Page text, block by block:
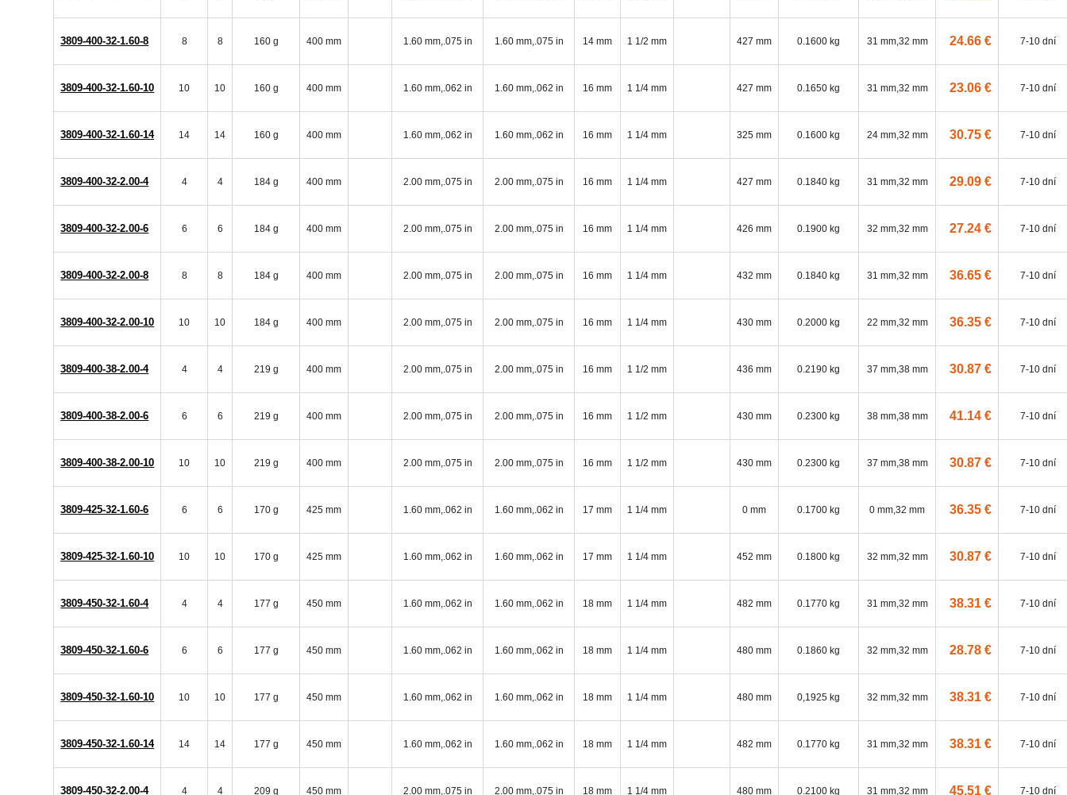
3809-400-32-1.60-8 8 8 160 g 400 mm 1.60 mm,.075 in 1.60 mm,.075 in 14 mm 1 1/2 mm 427 mm 0.1600 kg 31 mm,32 mm 24.66 € 7-10 dní
3809-400-32-1.60-10 10 10 160 g 400 mm 1.60 mm,.062 in 1.60 mm,.062 in 16 mm 1 1/4 mm 427 mm 0.1650 kg 31 mm,32 mm 23.06 € 7-10 dní
3809-400-32-1.60-14 14 14 160 g 400 mm 1.60 mm,.062 in 1.60 mm,.062 in 16 mm 1 1/4 mm 325 mm 0.1600 kg 24 mm,32 mm 30.75 € 7-10 dní
3809-400-32-2.00-4 4 4 184 g 400 mm 2.00 mm,.075 in 2.00 mm,.075 in 16 mm 1 1/4 mm 427 mm 0.1840 kg 31 mm,32 mm 29.09 € 7-10 dní
3809-400-32-2.00-6 6 6 184 g 400 mm 2.00 mm,.075 in 2.00 mm,.075 in 16 mm 1 1/4 mm 426 mm 0.1900 kg 32 mm,32 mm 27.24 € 7-10 dní
3809-400-32-2.00-8 8 8 184 g 400 mm 2.00 mm,.075 in 2.00 mm,.075 in 16 mm 1 1/4 mm 432 mm 0.1840 kg 31 mm,32 mm 36.65 € 7-10 dní
3809-400-32-2.00-10 10 10 184 g 400 mm 2.00 mm,.075 in 2.00 mm,.075 in 16 mm 1 1/4 mm 430 mm 0.2000 kg 22 mm,32 mm 36.35 € 7-10 dní
3809-400-38-2.00-4 4 4 219 g 400 mm 2.00 mm,.075 in 2.00 mm,.075 in 16 mm 1 1/2 mm 436 mm 0.2190 kg 37 mm,38 mm 30.87 € 7-10 dní
3809-400-38-2.00-6 6 6 219 g 400 mm 2.00 mm,.075 in 2.00 mm,.075 in 16 mm 1 1/2 mm 430 mm 0.2300 kg 38 mm,38 mm 41.14 € 7-10 dní
3809-400-38-2.00-10 10 10 219 g 400 mm 2.00 mm,.075 in 2.00 mm,.075 in 16 mm 1 1/2 mm 430 mm 0.2300 kg 37 mm,38 mm 30.87 € 7-10 dní
3809-425-32-1.60-6 6 6 170 g 425 mm 1.60 mm,.062 in 1.60 mm,.062 in 17 mm 1 1/4 mm 0 mm 0.1700 kg 0 mm,32 mm 36.35 € 7-10 dní
3809-425-32-1.60-10 10 10 170 g 425 mm 1.60 mm,.062 in 1.60 mm,.062 in 17 mm 1 1/4 mm 452 mm 0.1800 kg 32 mm,32 mm 30.87 € 7-10 dní
3809-450-32-1.60-4 4 4 177 g 450 mm 1.60 mm,.062 in 1.60 mm,.062 in 18 mm 1 1/4 mm 482 mm 0.1770 kg 31 mm,32 mm 38.31 € 7-10 dní
3809-450-32-1.60-6 6 6 177 g 450 mm 1.60 mm,.062 in 1.60 mm,.062 in 18 mm 1 1/4 mm 480 mm 0.1860 kg 32 mm,32 mm 28.78 € 7-10 dní
3809-450-32-1.60-10 10 10 177 g 450 mm 1.60 mm,.062 in 1.60 mm,.062 in 18 mm 1 1/4 mm 480 mm 0,1925 kg 32 mm,32 mm 38.31 € 7-10 dní
3809-450-32-1.60-14 14 14 177 g 450 mm 1.60 mm,.062 in 1.60 mm,.062 in 18 mm 1 1/4 mm 482 mm 0.1770 kg 31 mm,32 mm 38.31 € 7-10 dní
3809-450-32-2.00-4 4 4 209 g 450 mm 2.00 mm,.075 in 2.00 mm,.075 in 18 mm 1 1/4 mm 480 mm 0.2100 kg 31 mm,32 mm 45.51 € 7-10 dní